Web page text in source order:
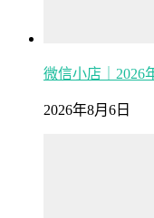
微信小店｜2026
2026年8月6日